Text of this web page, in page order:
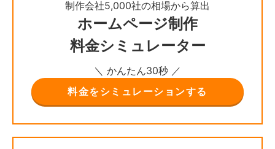
制作会社5,000社の相場から算出
ホームページ制作
料金シミュレーター
＼ かんたん30秒 ／
料金をシミュレーションする